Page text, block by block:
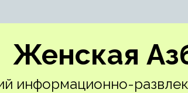
Женская
информационно-